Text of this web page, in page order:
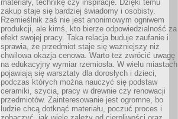
materiały, technikę czy inspiracje. Dzięki temu
zakup staje się bardziej świadomy i osobisty.
Rzemieślnik zaś nie jest anonimowym ogniwem
produkcji, ale kimś, kto bierze odpowiedzialność za
efekt swojej pracy. Taka relacja buduje zaufanie i
sprawia, że przedmiot staje się ważniejszy niż
chwilowa okazja cenowa. Warto też zwrócić uwagę
na edukacyjny wymiar rzemiosła. W wielu miastach
pojawiają się warsztaty dla dorosłych i dzieci,
podczas których można nauczyć się podstaw
ceramiki, szycia, pracy w drewnie czy renowacji
przedmiotów. Zainteresowanie jest ogromne, bo
ludzie chcą dotknąć materiału, poczuć proces i